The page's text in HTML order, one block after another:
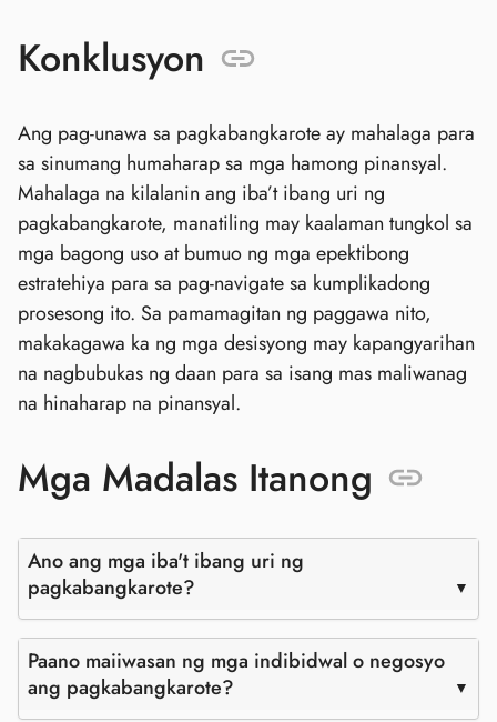
Konklusyon
Ang pag-unawa sa pagkabangkarote ay mahalaga para
sa sinumang humaharap sa mga hamong pinansyal.
Mahalaga na kilalanin ang iba’t ibang uri ng
pagkabangkarote, manatiling may kaalaman tungkol sa
mga bagong uso at bumuo ng mga epektibong
estratehiya para sa pag-navigate sa kumplikadong
prosesong ito. Sa pamamagitan ng paggawa nito,
makakagawa ka ng mga desisyong may kapangyarihan
na nagbubukas ng daan para sa isang mas maliwanag
na hinaharap na pinansyal.
Mga Madalas Itanong
Ano ang mga iba't ibang uri ng
pagkabangkarote?
Paano maiiwasan ng mga indibidwal o negosyo
ang pagkabangkarote?